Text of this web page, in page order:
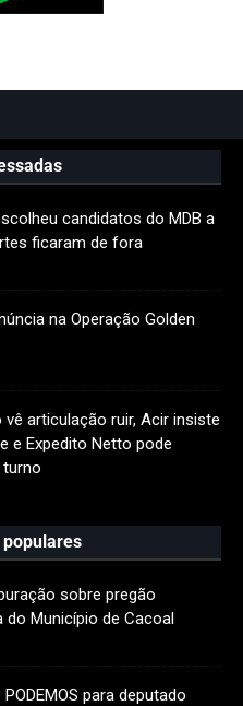
candidatos do MDB a
ficaram de fora
na Operação Golden
articulação ruir, Acir insiste
e Expedito Netto pode
sobre pregão
Município de Cacoal
para deputado